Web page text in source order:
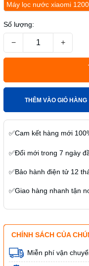
Máy lọc nước xiaomi
Số lượng:
− +
THÊM VÀO GIỎ HÀNG
✅Cam kết hàng mới
✅Đổi mới trong 7 ngày
✅Bảo hành điện tử 12
✅Giao hàng nhanh tận
CHÍNH SÁCH CỦA
Miễn phí vận